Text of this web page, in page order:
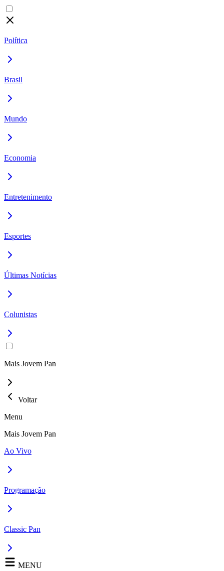
Política
Brasil
Mundo
Economia
Entretenimento
Esportes
Últimas Notícias
Colunistas
Mais Jovem Pan
Voltar
Menu
Mais Jovem Pan
Ao Vivo
Programação
Classic Pan
MENU